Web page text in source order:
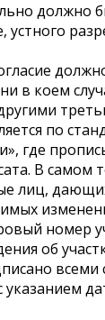
должно
устного
в коем
по
где
В самом
лиц,
номер
об
всеми
указанием